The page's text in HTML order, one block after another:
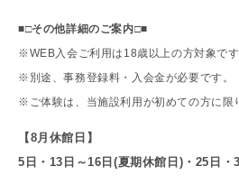
■□その他詳細のご案内□■
※WEB入会ご利用は18歳以上の方対象です
※別途、事務登録料・入会金が必要です。
※ご体験は、当施設利用が初めての方に限
【8月休館日】
5 日・13日～16日(夏期休館日) ・ 25 日・